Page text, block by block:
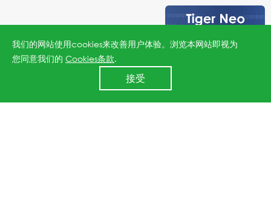
我们的网站使用cookies来改善用户体验。浏览本网站即视为
您同意我们的 Cookies条款.
接受